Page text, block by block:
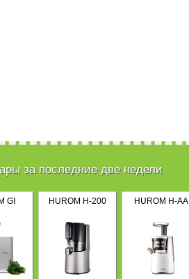
за последние две недели
GI HUROM H-200 HUROM H-AA